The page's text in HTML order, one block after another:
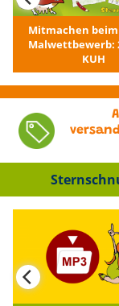
Mitmachen
Malwettbewerb:
KUH